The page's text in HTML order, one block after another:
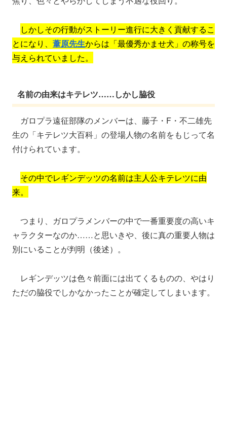
しかしその行動がストーリー進行に大きく貢献するこ
とになり、 葦原先生からは「最優秀かませ犬」の称号を
与えられていました。
名前の由来はキテレツ……しかし脇役
ガロプラ遠征部隊のメンバーは、藤子・F・不二雄先
生の「キテレツ大百科」の登場人物の名前をもじって名
付けられています。
その中でレギンデッツの名前は主人公キテレツに由
来。
つまり、ガロプラメンバーの中で一番重要度の高いキ
ャラクターなのか……と思いきや、後に真の重要人物は
別にいることが判明（後述）。
レギンデッツは色々前面には出てくるものの、やはり
ただの脇役でしかなかったことが確定してしまいます。